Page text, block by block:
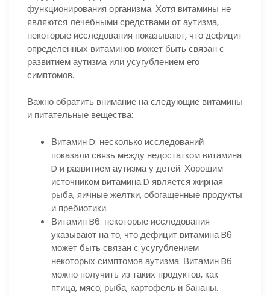
функционирования организма. Хотя витамины не
являются лечебными средствами от аутизма,
некоторые исследования показывают, что дефицит
определенных витаминов может быть связан с
развитием аутизма или усугублением его
симптомов.
Важно обратить внимание на следующие витамины
и питательные вещества:
Витамин D: несколько исследований
показали связь между недостатком витамина
D и развитием аутизма у детей. Хорошим
источником витамина D является жирная
рыба, яичные желтки, обогащенные продукты
и пребиотики.
Витамин B6: некоторые исследования
указывают на то, что дефицит витамина B6
может быть связан с усугублением
некоторых симптомов аутизма. Витамин B6
можно получить из таких продуктов, как
птица, мясо, рыба, картофель и бананы.